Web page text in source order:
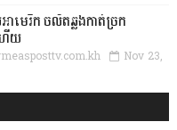
មេរិក ចល័តឆ្លងកាត់ច្រក
ើយ
Nov 23,